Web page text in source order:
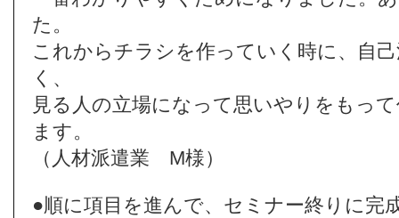
た。
これからチラシを作っていく時に、自
く、
見る人の立場になって思いやりをもっ
ます。
（人材派遣業 M様）
●順に項目を進んで、セミナー終りに完